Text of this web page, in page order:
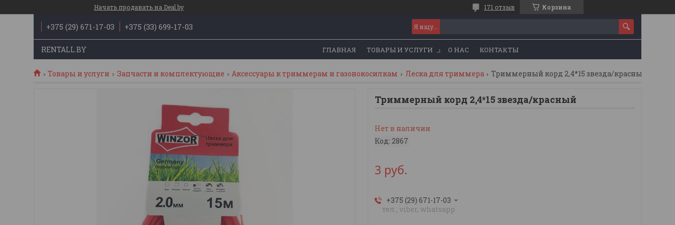
Начать продавать на Deal.by Корзина
171 отзыв
+375 (29) 671-17-03 +375 (33) 699-17-03
RENTALL.BY ГЛАВНАЯ ТОВАРЫ И УСЛУГИ О НАС КОНТАКТЫ
Товары и услуги Запчасти и комплектующие Аксессуары к триммерам и газонокосилкам Леска для триммера Триммерный корд 2,4*15 звезда/красный
Триммерный корд 2,4*15 звезда/красный
Нет в наличии
Код: 2867
3 руб.
+375 (29) 671-17-03
тел., viber, whatsapp